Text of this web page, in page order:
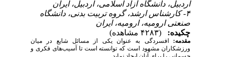
اردبیل، دانشگاه آزاد اسلامی، اردبیل، ایران
۴- کارشناس ارشد، گروه تربیت بدنی، دانشگاه
صنعتی ارومیه، ارومیه، ایران
چکیده:
مقدمه:افسردگی به عنوان یکی از مسائل شایع در میان
ورزشکاران مشهود است که توانسته است تا آسیب­‌های فکری و